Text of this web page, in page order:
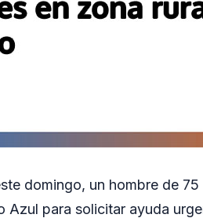
domingo, un hombre de
Azul para solicitar ayuda